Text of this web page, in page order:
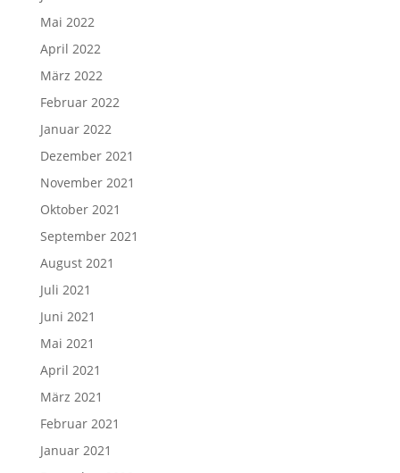
Mai 2022
April 2022
März 2022
Februar 2022
Januar 2022
Dezember 2021
November 2021
Oktober 2021
September 2021
August 2021
Juli 2021
Juni 2021
Mai 2021
April 2021
März 2021
Februar 2021
Januar 2021